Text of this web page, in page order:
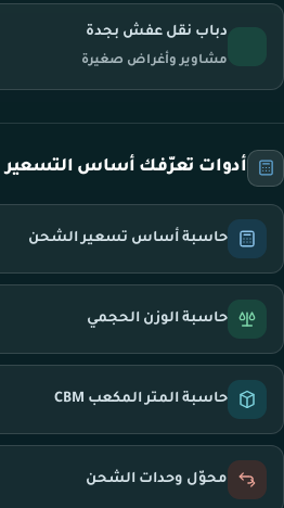
دباب نقل عفش بجدة
مشاوير وأغراض صغيرة
أدوات تعرّفك أساس التسعير
حاسبة أساس تسعير الشحن
حاسبة الوزن الحجمي
حاسبة المتر المكعب CBM
محوّل وحدات الشحن